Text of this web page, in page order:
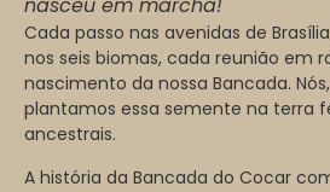
nasceu em marcha!
Cada passo nas avenidas de
nos seis biomas, cada reunião em
nascimento da nossa Bancada.
plantamos essa semente na terra
ancestrais.
A história da Bancada do Cocar